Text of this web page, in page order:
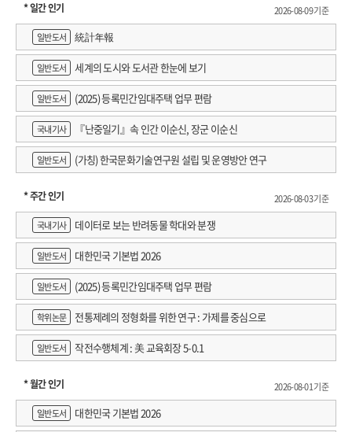
* 일간 인기
2026-08-09 기준
일반도서
統計年報
일반도서 세계의 도시와 도서관 한눈에 보기
일반도서 (2025) 등록민간임대주택 업무 편람
국내기사 『난중일기』속 인간 이순신, 장군 이순신
일반도서 (가칭) 한국문화기술연구원 설립 및 운영방안 연구
* 주간 인기
2026-08-03 기준
국내기사
데이터로 보는 반려동물 학대와 분쟁
일반도서 대한민국 기본법 2026
일반도서 (2025) 등록민간임대주택 업무 편람
학위논문 전통제례의 정형화를 위한 연구 : 가제를 중심으로
일반도서 작전수행체계 : 美 교육회장 5-0.1
* 월간 인기
2026-08-01 기준
일반도서
대한민국 기본법 2026